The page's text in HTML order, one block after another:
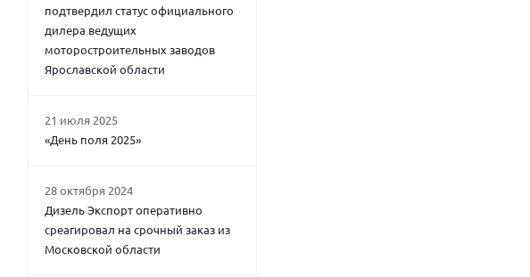
подтвердил статус официального
дилера ведущих
моторостроительных заводов
Ярославской области
21 июля 2025
«День поля 2025»
28 октября 2024
Дизель Экспорт оперативно
среагировал на срочный заказ из
Московской области